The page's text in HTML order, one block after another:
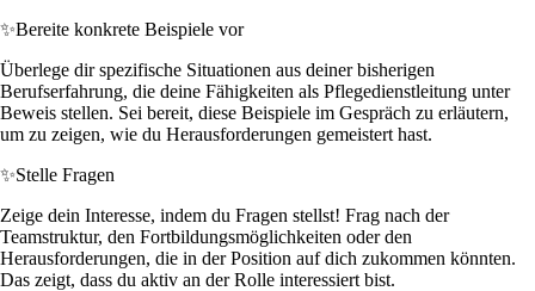
✨Bereite konkrete Beispiele vor
Überlege dir spezifische Situationen aus deiner bisherigen
Berufserfahrung, die deine Fähigkeiten als Pflegedienstleitung unter
Beweis stellen. Sei bereit, diese Beispiele im Gespräch zu erläutern,
um zu zeigen, wie du Herausforderungen gemeistert hast.
✨Stelle Fragen
Zeige dein Interesse, indem du Fragen stellst! Frag nach der
Teamstruktur, den Fortbildungsmöglichkeiten oder den
Herausforderungen, die in der Position auf dich zukommen könnten.
Das zeigt, dass du aktiv an der Rolle interessiert bist.